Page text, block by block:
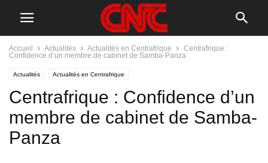
Accueil Actualités Actualités en Centrafrique
Centrafrique :
Confidence d’un membre de cabinet de Samba-Panza
Actualités Actualités en Centrafrique
Centrafrique : Confidence d’un
membre de cabinet de Samba-
Panza